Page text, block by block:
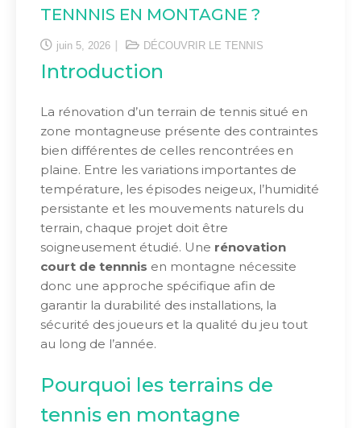
TENNNIS EN MONTAGNE ?
juin 5, 2026 DÉCOUVRIR LE TENNIS
Introduction
La rénovation d’un terrain de tennis situé en
zone montagneuse présente des contraintes
bien différentes de celles rencontrées en
plaine. Entre les variations importantes de
température, les épisodes neigeux, l’humidité
persistante et les mouvements naturels du
terrain, chaque projet doit être
soigneusement étudié. Une rénovation
court de tennnis en montagne nécessite
donc une approche spécifique afin de
garantir la durabilité des installations, la
sécurité des joueurs et la qualité du jeu tout
au long de l’année.
Pourquoi les terrains de
tennis en montagne